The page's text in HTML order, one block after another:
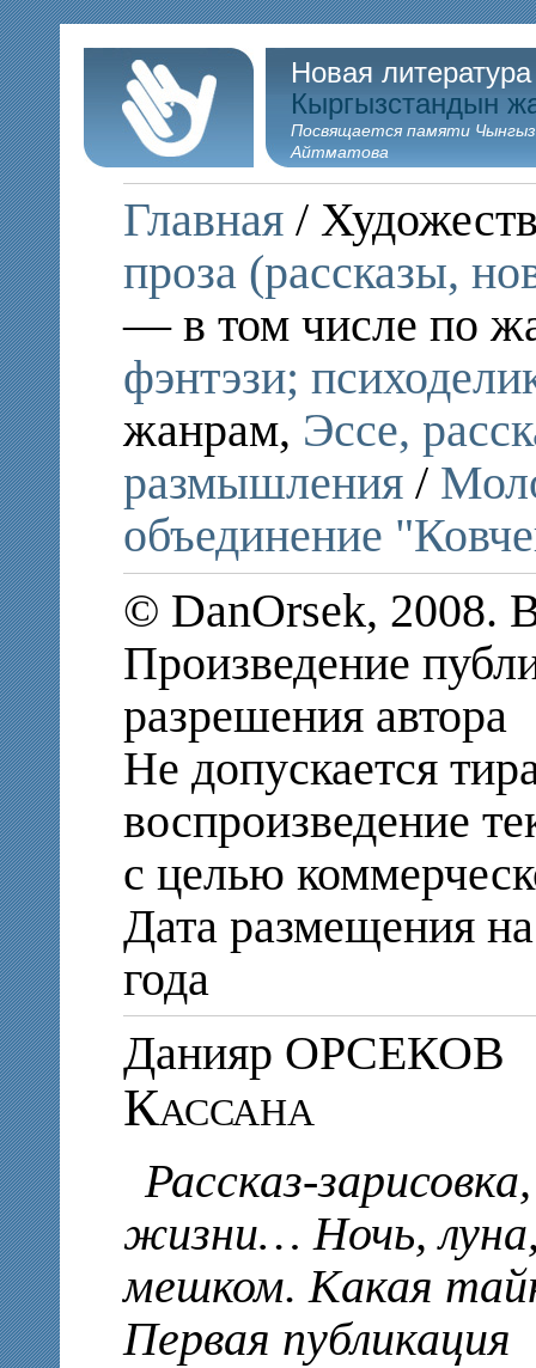
Новая
Кыргызстандын
Посвящается памяти
Айтматова
Главная /
проза (рассказы,
— в том числе по
фэнтэзи;
жанрам, Эссе,
размышления /
объединение
© DanOrsek, 2008.
Произведение
разрешения автора
Не допускается
воспроизведение
с целью
Дата размещения
года
Данияр ОРСЕКОВ
Кассана
Рассказ-
жизни… Ночь,
мешком. Какая
Первая публикация